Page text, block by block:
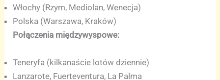
Włochy (Rzym, Mediolan, Wenecja)
Polska (Warszawa, Kraków)
Połączenia międzywyspowe:
Teneryfa (kilkanaście lotów dziennie)
Lanzarote, Fuerteventura, La Palma